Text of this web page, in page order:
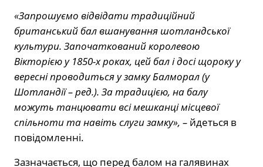
«Запрошуємо відвідати традиційний
британський бал вшанування шотландської
культури. Започаткований королевою
Вікторією у 1850-х роках, цей бал і досі щороку у
вересні проводиться у замку Балморал (у
Шотландії – ред.). За традицією, на балу
можуть танцювати всі мешканці місцевої
спільноти та навіть слуги замку», – йдеться в
повідомленні.
Зазначається, що перед балом на галявинах